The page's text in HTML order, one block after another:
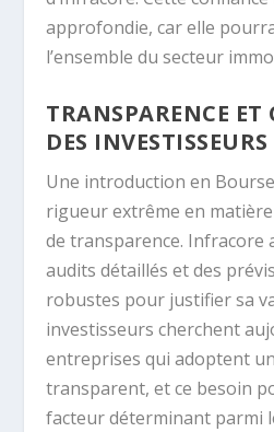
approfondie, car elle
l’ensemble du secteur
TRANSPARENCE ET
DES INVESTISSEURS
Une introduction en
rigueur extrême en
de transparence. Infracore
audits détaillés et des
robustes pour justifier sa
investisseurs cherchent
entreprises qui adoptent
transparent, et ce besoin
facteur déterminant parmi